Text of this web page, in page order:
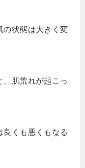
の状態は大きく変
、肌荒れが起こっ
良くも悪くもなる